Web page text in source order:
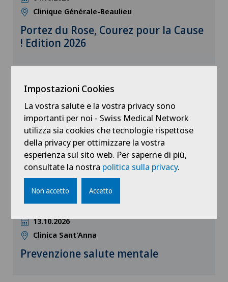
Clinique Générale-Beaulieu
Portez du Rose, Courez pour la Cause
! Edition 2026
Conferenza pubblica
13.10.2026
Clinica Sant'Anna
Prevenzione salute mentale
Impostazioni Cookies
La vostra salute e la vostra privacy sono
importanti per noi - Swiss Medical Network
utilizza sia cookies che tecnologie rispettose
della privacy per ottimizzare la vostra
esperienza sul sito web. Per saperne di più,
consultate la nostra politica sulla privacy.
Non accetto Accetto